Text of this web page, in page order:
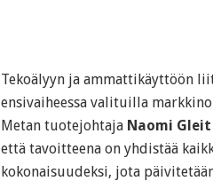
Tekoälyyn ja ammattikäyttöön
ensivaiheessa valituilla
Metan tuotejohtaja Naomi Gleit
että tavoitteena on yhdistää
kokonaisuudeksi, jota